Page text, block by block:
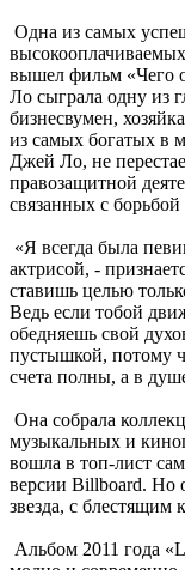
Одна из самых
вышел фильм «Чего
Ло сыграла одну из
бизнесвумен,
из самых богатых в
Джей Ло, не
правозащитной
связанных с
«Я всегда была
актрисой, -
ставишь целью
Ведь если тобой
обедняешь свой
пустышкой, потому
счета полны, а в
Она собрала
музыкальных и
вошла в топ-лист
версии Billboard. Но
звезда, с блестящим
Альбом 2011 года